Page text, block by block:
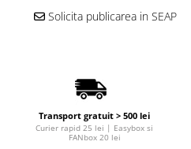
Filtre ulei
Filtre uscator
Filtre hidraulice
Filtre epurator
Solicita publicarea in SEAP
Transport gratuit > 500 lei
Curier rapid 25 lei | Easybox si
FANbox 20 lei